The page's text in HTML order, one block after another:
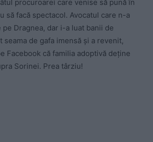
procuroarei care venise să pună în
să facă spectacol. Avocatul care n-a
Dragnea, dar i-a luat banii de
seama de gafa imensă şi a revenit,
Facebook că familia adoptivă deţine
Sorinei. Prea târziu!